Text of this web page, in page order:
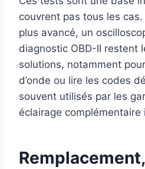
couvrent pas tous les
plus avancé, un
diagnostic OBD-II restent
solutions, notamment
d’onde ou lire les codes
souvent utilisés par les
éclairage complémentaire